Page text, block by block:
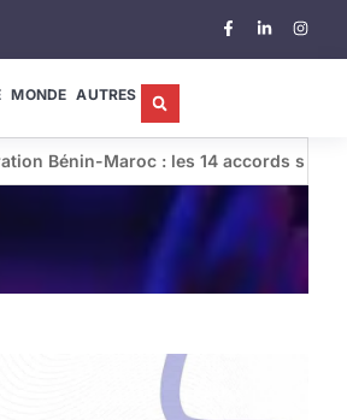
MONDE AUTRES
: les 14 accords stratégiques